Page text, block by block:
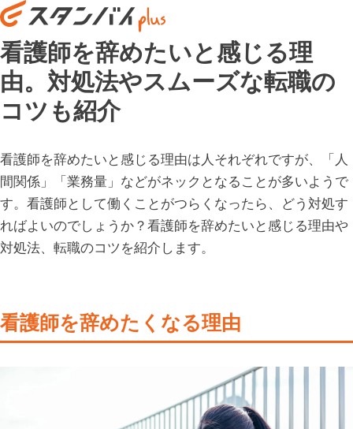
看護師を辞めたいと感じる理
由。対処法やスムーズな転職の
コツも紹介
看護師を辞めたいと感じる理由は人それぞれですが、「人
間関係」「業務量」などがネックとなることが多いようで
す。看護師として働くことがつらくなったら、どう対処す
ればよいのでしょうか？看護師を辞めたいと感じる理由や
対処法、転職のコツを紹介します。
看護師を辞めたくなる理由